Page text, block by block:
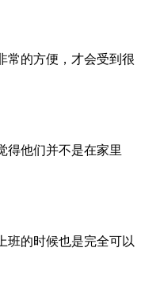
常的方便，才会受到很
得他们并不是在家里
班的时候也是完全可以